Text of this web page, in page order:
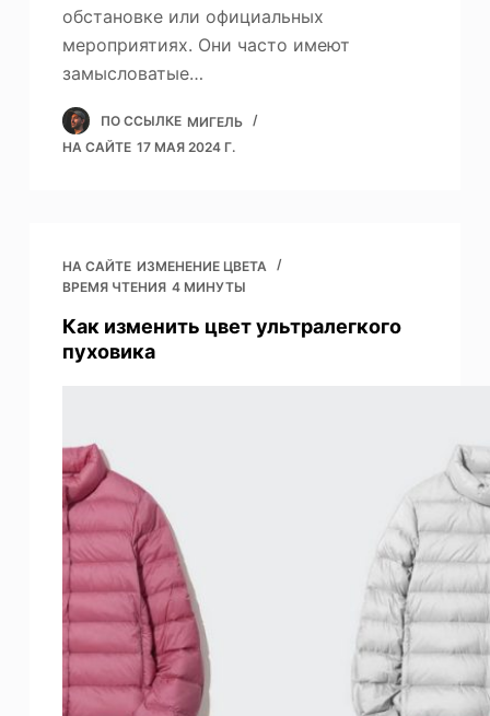
обстановке или официальных
мероприятиях. Они часто имеют
замысловатые…
ПО ССЫЛКЕ МИГЕЛЬ
НА САЙТЕ 17 МАЯ 2024 Г.
НА САЙТЕ ИЗМЕНЕНИЕ ЦВЕТА
ВРЕМЯ ЧТЕНИЯ 4 МИНУТЫ
Как изменить цвет ультралегкого
пуховика